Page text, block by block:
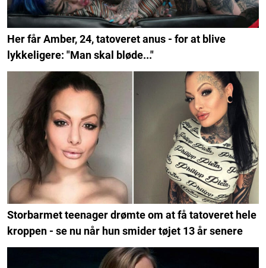
Her får Amber, 24, tatoveret anus - for at blive
lykkeligere: "Man skal bløde..."
Storbarmet teenager drømte om at få tatoveret hele
kroppen - se nu når hun smider tøjet 13 år senere